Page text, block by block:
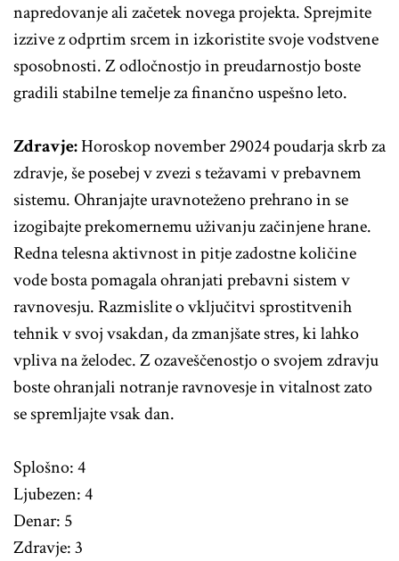
napredovanje ali začetek novega projekta. Sprejmite
izzive z odprtim srcem in izkoristite svoje vodstvene
sposobnosti. Z odločnostjo in preudarnostjo boste
gradili stabilne temelje za finančno uspešno leto.
Zdravje:Horoskop november 29024 poudarja skrb za
zdravje, še posebej v zvezi s težavami v prebavnem
sistemu. Ohranjajte uravnoteženo prehrano in se
izogibajte prekomernemu uživanju začinjene hrane.
Redna telesna aktivnost in pitje zadostne količine
vode bosta pomagala ohranjati prebavni sistem v
ravnovesju. Razmislite o vključitvi sprostitvenih
tehnik v svoj vsakdan, da zmanjšate stres, ki lahko
vpliva na želodec. Z ozaveščenostjo o svojem zdravju
boste ohranjali notranje ravnovesje in vitalnost zato
se spremljajte vsak dan.
Splošno: 4
Ljubezen: 4
Denar: 5
Zdravje: 3